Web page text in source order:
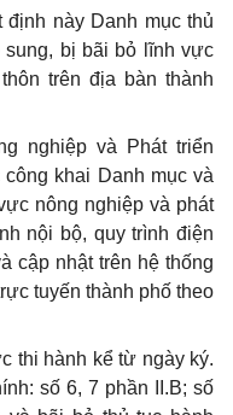
định này Danh mục thủ
bị bãi bỏ lĩnh vực
trên địa bàn thành
nghiệp và Phát triển
khai Danh mục và
nông nghiệp và phát
nội bộ, quy trình điện
cập nhật trên hệ thống
tuyến thành phố theo
thi hành kể từ ngày ký.
số 6, 7 phần II.B; số